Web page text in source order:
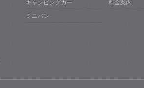
キャンピングカー
ミニバン
料金案内